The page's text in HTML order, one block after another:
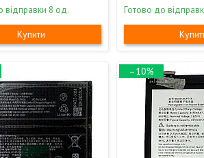
відправки 8 од.
Купити
Готово до
–10%